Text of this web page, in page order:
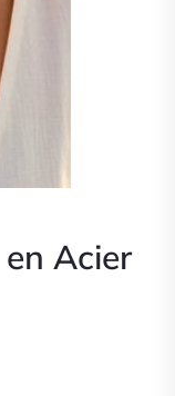
Acier